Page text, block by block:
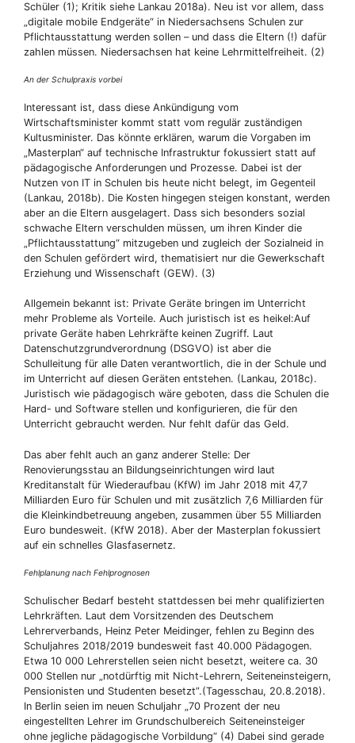
Schüler (1); Kritik siehe Lankau 2018a). Neu ist vor allem, dass
„digitale mobile Endgeräte“ in Niedersachsens Schulen zur
Pflichtausstattung werden sollen – und dass die Eltern (!) dafür
zahlen müssen. Niedersachsen hat keine Lehrmittelfreiheit. (2)
An der Schulpraxis vorbei
Interessant ist, dass diese Ankündigung vom
Wirtschaftsminister kommt statt vom regulär zuständigen
Kultusminister. Das könnte erklären, warum die Vorgaben im
„Masterplan“ auf technische Infrastruktur fokussiert statt auf
pädagogische Anforderungen und Prozesse. Dabei ist der
Nutzen von IT in Schulen bis heute nicht belegt, im Gegenteil
(Lankau, 2018b). Die Kosten hingegen steigen konstant, werden
aber an die Eltern ausgelagert. Dass sich besonders sozial
schwache Eltern verschulden müssen, um ihren Kinder die
„Pflichtausstattung“ mitzugeben und zugleich der Sozialneid in
den Schulen gefördert wird, thematisiert nur die Gewerkschaft
Erziehung und Wissenschaft (GEW). (3)
Allgemein bekannt ist: Private Geräte bringen im Unterricht
mehr Probleme als Vorteile. Auch juristisch ist es heikel:Auf
private Geräte haben Lehrkräfte keinen Zugriff. Laut
Datenschutzgrundverordnung (DSGVO) ist aber die
Schulleitung für alle Daten verantwortlich, die in der Schule und
im Unterricht auf diesen Geräten entstehen. (Lankau, 2018c).
Juristisch wie pädagogisch wäre geboten, dass die Schulen die
Hard- und Software stellen und konfigurieren, die für den
Unterricht gebraucht werden. Nur fehlt dafür das Geld.
Das aber fehlt auch an ganz anderer Stelle: Der
Renovierungsstau an Bildungseinrichtungen wird laut
Kreditanstalt für Wiederaufbau (KfW) im Jahr 2018 mit 47,7
Milliarden Euro für Schulen und mit zusätzlich 7,6 Milliarden für
die Kleinkindbetreuung angeben, zusammen über 55 Milliarden
Euro bundesweit. (KfW 2018). Aber der Masterplan fokussiert
auf ein schnelles Glasfasernetz.
Fehlplanung nach Fehlprognosen
Schulischer Bedarf besteht stattdessen bei mehr qualifizierten
Lehrkräften. Laut dem Vorsitzenden des Deutschem
Lehrerverbands, Heinz Peter Meidinger, fehlen zu Beginn des
Schuljahres 2018/2019 bundesweit fast 40.000 Pädagogen.
Etwa 10 000 Lehrerstellen seien nicht besetzt, weitere ca. 30
000 Stellen nur „notdürftig mit Nicht-Lehrern, Seiteneinsteigern,
Pensionisten und Studenten besetzt”.(Tagesschau, 20.8.2018).
In Berlin seien im neuen Schuljahr „70 Prozent der neu
eingestellten Lehrer im Grundschulbereich Seiteneinsteiger
ohne jegliche pädagogische Vorbildung“ (4) Dabei sind gerade